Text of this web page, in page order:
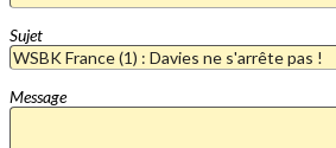
Sujet
Message